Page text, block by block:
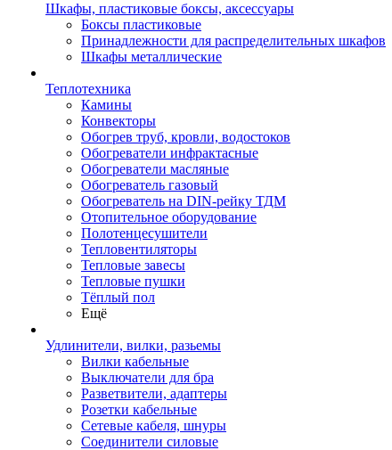
Шкафы, пластиковые боксы, аксессуары
Боксы пластиковые
Принадлежности для распределительных шкафов
Шкафы металлические
Теплотехника
Камины
Конвекторы
Обогрев труб, кровли, водостоков
Обогреватели инфрактасные
Обогреватели масляные
Обогреватель газовый
Обогреватель на DIN-рейку ТДМ
Отопительное оборудование
Полотенцесушители
Тепловентиляторы
Тепловые завесы
Тепловые пушки
Тёплый пол
Ещё
Удлинители, вилки, разьемы
Вилки кабельные
Выключатели для бра
Разветвители, адаптеры
Розетки кабельные
Сетевые кабеля, шнуры
Соединители силовые